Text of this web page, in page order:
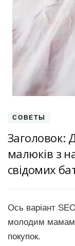
СОВЕТЫ
Заголовок:
малюків з
свідомих
Ось варіант
молодим мамам
покупок.